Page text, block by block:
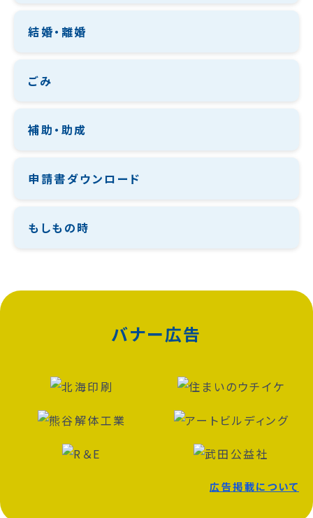
結婚・離婚
ごみ
補助・助成
申請書ダウンロード
もしもの時
バナー広告
広告掲載について